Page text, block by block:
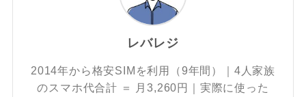
レバレジ
2014年から格安SIMを利用（9年間）｜4人家族
のスマホ代合計 ＝ 月3,260円｜実際に使った